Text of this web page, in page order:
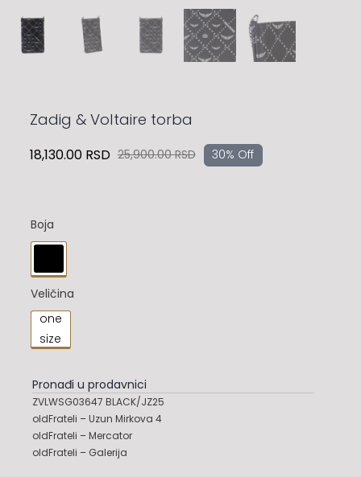
Zadig & Voltaire torba
25,900.00RSDOriginalna
18,130.00 RSD
Trenutna
30% Off
Boja
Veličina
one
size
Pronađi u prodavnici
ZVLWSG03647 BLACK/JZ25
oldFrateli – Uzun Mirkova 4
oldFrateli – Mercator
oldFrateli – Galerija